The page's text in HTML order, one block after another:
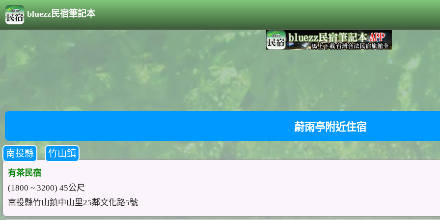
bluezz民宿筆記本
蔚雨亭附近住宿
南投縣 竹山鎮
有茶民宿
(1800 ~ 3200) 45公尺
南投縣竹山鎮中山里25鄰文化路5號